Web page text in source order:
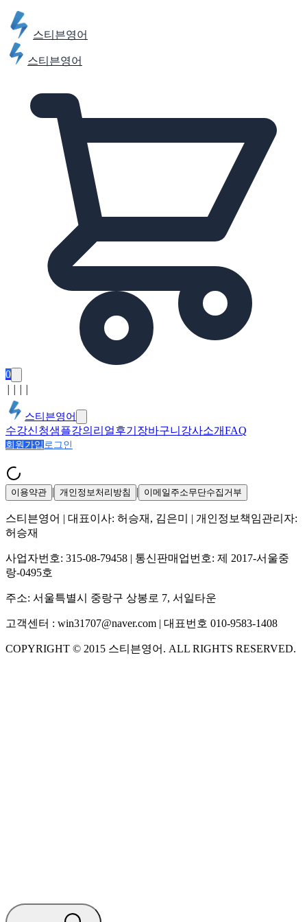
스티븐영어
스티븐영어
0
스티븐영어
수강신청샘플강의 리얼후기 장바구니 강사소개FAQ
회원가입 로그인
이용약관 | 개인정보처리방침 | 이메일주소무단수집거부
스티븐영어 | 대표이사: 허승재, 김은미
| 개인정보책임관리자:
허승재
사업자번호: 315-08-79458 | 통신판매업번호: 제 2017-서울중
랑-0495호
주소: 서울특별시 중랑구 상봉로 7, 서일타운
고객센터 : win31707@naver.com | 대표번호 010-9583-1408
COPYRIGHT © 2015 스티븐영어 . ALL RIGHTS RESERVED.